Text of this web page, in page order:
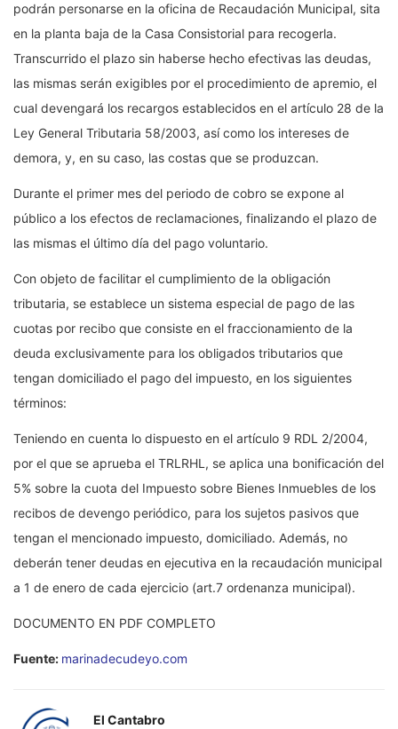
podrán personarse en la oficina de Recaudación Municipal, sita
en la planta baja de la Casa Consistorial para recogerla.
Transcurrido el plazo sin haberse hecho efectivas las deudas,
las mismas serán exigibles por el procedimiento de apremio, el
cual devengará los recargos establecidos en el artículo 28 de la
Ley General Tributaria 58/2003, así como los intereses de
demora, y, en su caso, las costas que se produzcan.
Durante el primer mes del periodo de cobro se expone al
público a los efectos de reclamaciones, finalizando el plazo de
las mismas el último día del pago voluntario.
Con objeto de facilitar el cumplimiento de la obligación
tributaria, se establece un sistema especial de pago de las
cuotas por recibo que consiste en el fraccionamiento de la
deuda exclusivamente para los obligados tributarios que
tengan domiciliado el pago del impuesto, en los siguientes
términos:
Teniendo en cuenta lo dispuesto en el artículo 9 RDL 2/2004,
por el que se aprueba el TRLRHL, se aplica una bonificación del
5% sobre la cuota del Impuesto sobre Bienes Inmuebles de los
recibos de devengo periódico, para los sujetos pasivos que
tengan el mencionado impuesto, domiciliado. Además, no
deberán tener deudas en ejecutiva en la recaudación municipal
a 1 de enero de cada ejercicio (art.7 ordenanza municipal).
DOCUMENTO EN PDF COMPLETO
Fuente: marinadecudeyo.com
El Cantabro